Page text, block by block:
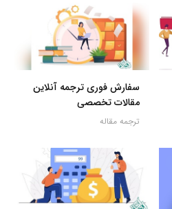
سفارش فوری ترجمه آنلاین
مقالات تخصصی
ترجمه مقاله